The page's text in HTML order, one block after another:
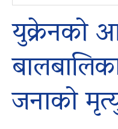
युक्रेनको
जनाको